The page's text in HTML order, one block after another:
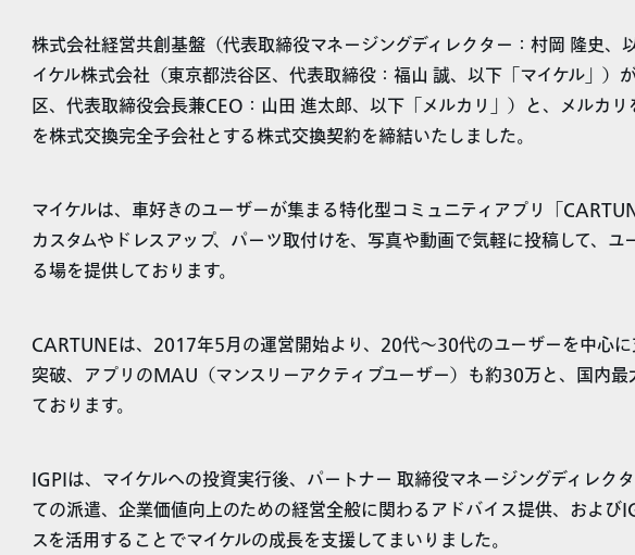
株式会社経営共創基盤（代表取締役マネージングディレクター：村岡 隆史、
イケル株式会社（東京都渋谷区、代表取締役：福山 誠、以下「マイケル」）
区、代表取締役会長兼CEO：山田 進太郎、以下「メルカリ」）と、メルカ
を株式交換完全子会社とする株式交換契約を締結いたしました。
マイケルは、車好きのユーザーが集まる特化型コミュニティアプリ「
カスタムやドレスアップ、パーツ取付けを、写真や動画で気軽に投稿して、
る場を提供しております。
CARTUNEは、2017年5月の運営開始より、20代〜30代のユーザーを中心
突破、アプリのMAU（マンスリーアクティブユーザー）も約30万と、国内
ております。
IGPIは、マイケルへの投資実行後、パートナー 取締役マネージングディレク
ての派遣、企業価値向上のための経営全般に関わるアドバイス提供、および
スを活用することでマイケルの成長を支援してまいりました。